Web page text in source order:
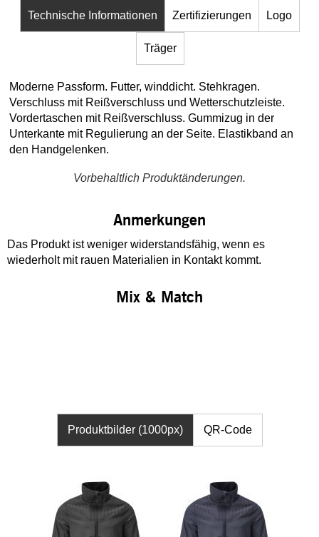
Technische Informationen Zertifizierungen Logo
Träger
Moderne Passform. Futter, winddicht. Stehkragen.
Verschluss mit Reißverschluss und Wetterschutzleiste.
Vordertaschen mit Reißverschluss. Gummizug in der
Unterkante mit Regulierung an der Seite. Elastikband an
den Handgelenken.
Vorbehaltlich Produktänderungen.
Anmerkungen
Das Produkt ist weniger widerstandsfähig, wenn es
wiederholt mit rauen Materialien in Kontakt kommt.
Mix & Match
Produktbilder (1000px) QR-Code